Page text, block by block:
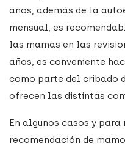
años, además de la
mensual, es
las mamas en las
años, es conveniente
como parte del cribado
ofrecen las distintas
En algunos casos y
recomendación de